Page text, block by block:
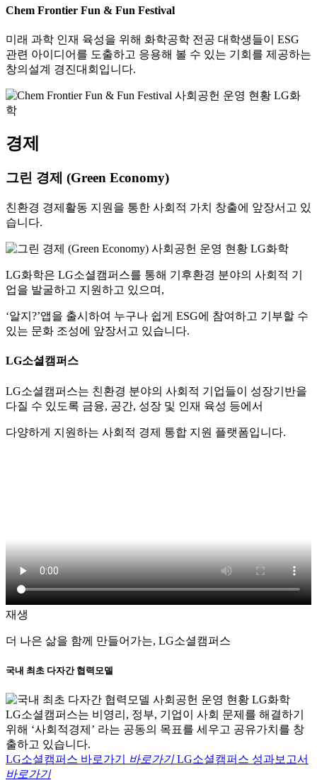
Chem Frontier Fun & Fun Festival
미래 과학 인재 육성을 위해 화학공학 전공 대학생들이 ESG
관련 아이디어를 도출하고 응용해 볼 수 있는 기회를 제공하는
창의설계 경진대회입니다.
경제
그린 경제 (Green Economy)
친환경 경제활동 지원을 통한 사회적 가치 창출에 앞장서고 있
습니다.
LG화학은 LG소셜캠퍼스를 통해 기후환경 분야의 사회적 기
업을 발굴하고 지원하고 있으며,
‘알지?’앱을 출시하여 누구나 쉽게 ESG에 참여하고 기부할 수
있는 문화 조성에 앞장서고 있습니다.
LG소셜캠퍼스
LG소셜캠퍼스는 친환경 분야의 사회적 기업들이 성장기반을
다질 수 있도록 금융, 공간, 성장 및 인재 육성 등에서
다양하게 지원하는 사회적 경제 통합 지원 플랫폼입니다.
재생
더 나은 삶을 함께 만들어가는, LG소셜캠퍼스
국내 최초 다자간 협력모델
LG소셜캠퍼스는 비영리, 정부, 기업이 사회 문제를 해결하기
위해 ‘사회적경제’ 라는 공동의 목표를 세우고 공유가치를 창
출하고 있습니다.
LG소셜캠퍼스 바로가기
바로가기 LG소셜캠퍼스 성과보고서
바로가기